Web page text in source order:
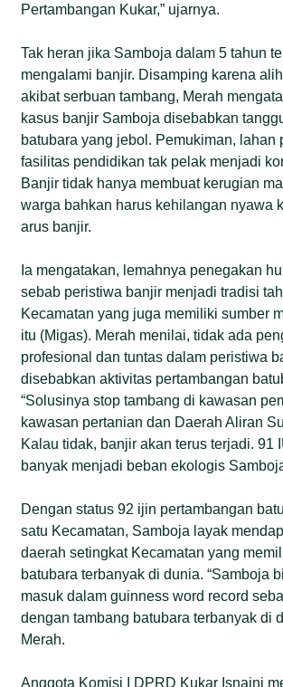
Pertambangan Kukar,” ujarnya.
Tak heran jika Samboja dalam 5 tahun
mengalami banjir. Disamping karena
akibat serbuan tambang, Merah
kasus banjir Samboja disebabkan
batubara yang jebol. Pemukiman, lahan
fasilitas pendidikan tak pelak menjadi
Banjir tidak hanya membuat kerugian
warga bahkan harus kehilangan nyawa
arus banjir.
Ia mengatakan, lemahnya penegakan
sebab peristiwa banjir menjadi tradisi
Kecamatan yang juga memiliki sumber
itu (Migas). Merah menilai, tidak ada
profesional dan tuntas dalam peristiwa
disebabkan aktivitas pertambangan
“Solusinya stop tambang di kawasan
kawasan pertanian dan Daerah Aliran
Kalau tidak, banjir akan terus terjadi. 91
banyak menjadi beban ekologis
Dengan status 92 ijin pertambangan
satu Kecamatan, Samboja layak
daerah setingkat Kecamatan yang
batubara terbanyak di dunia. “Samboja
masuk dalam guinness word record
dengan tambang batubara terbanyak di
Merah.
Anggota Komisi I DPRD Kukar Isnaini